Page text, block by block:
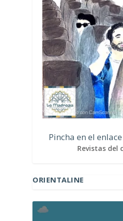
Pincha en el
Revistas del
ORIENTALINE